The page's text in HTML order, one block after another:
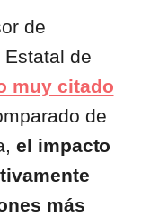
de
de
muy citado
de
el impacto
más